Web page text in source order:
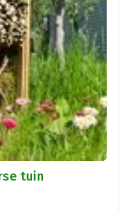
tuin